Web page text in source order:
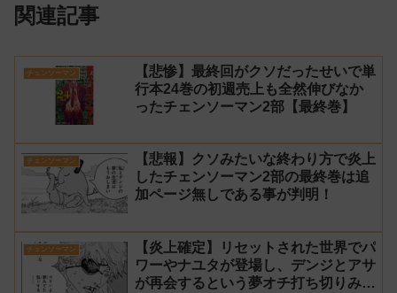
関連記事
チェンソーマン
【悲惨】最終回がクソだったせいで単
行本24巻の初週売上も全然伸びなか
ったチェンソーマン2部【最終巻】
チェンソーマン
【悲報】クソみたいな終わり方で炎上
したチェンソーマン2部の最終巻は追
加ページ無しである事が判明！
チェンソーマン
【炎上確定】リセットされた世界でパ
ワーやナユタが登場し、デンジとアサ
が再会するという夢オチ打ち切りみた